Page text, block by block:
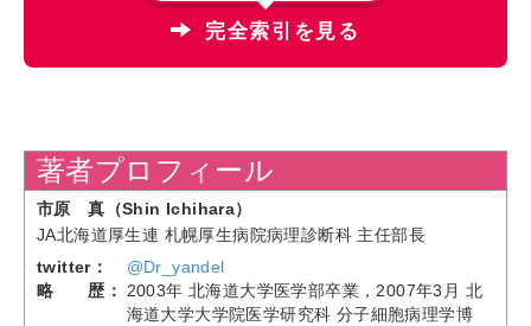
完全索引を見る
著者プロフィール
市原 真（Shin Ichihara）
JA北海道厚生連 札幌厚生病院病理診断科 主任部長
twitter：
@Dr_yandel
略 歴：
2003年 北海道大学医学部卒業，2007年3月 北
海道大学大学院医学研究科 分子細胞病理学博